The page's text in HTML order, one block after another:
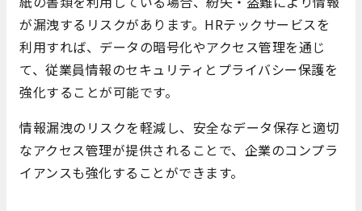
が漏洩するリスクがあります。HRテックサービスを
利用すれば、データの暗号化やアクセス管理を通じ
て、従業員情報のセキュリティとプライバシー保護を
強化することが可能です。
情報漏洩のリスクを軽減し、安全なデータ保存と適切
なアクセス管理が提供されることで、企業のコンプラ
イアンスも強化することができます。